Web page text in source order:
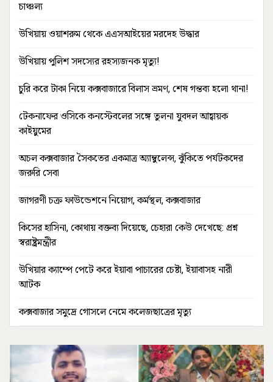
চাঞ্চল্য
উখিয়ায় ওয়াশরুম থেকে এএসআইয়ের মরদেহ উদ্ধার
উখিয়ায় পুলিশ সদস্যের রহস্যজনক মৃত্যু!
চুরি করে টাকা নিয়ে কক্সবাজারে বিলাস ভ্রমণ, শেষ গন্তব্য হলো থানা!
টেকনাফের ওসিকে কনস্টেবলের সঙ্গে তুলনা যুবদল আহ্বায়ক
কাইয়ুমের
অচল কক্সবাজার সৈকতের একমাত্র অ্যাম্বুলেন্স, ঝুঁকিতে পর্যটকদের
জরুরি সেবা
জাগরণী চক্র ফাউন্ডেশনে নিয়োগ, কর্মস্থল, কক্সবাজার
কিসের হাসিনা, কোথায় বক্তব্য দিয়েছে, চেহারা কেউ দেখেছে: প্রশ্ন
স্বরাষ্ট্রমন্ত্রীর
উখিয়ার ক্যাম্পে পেটে করে ইয়াবা পাচারের চেষ্টা, ইয়াবাসহ নারী
আটক
কক্সবাজার সমুদ্রে গোসলে নেমে কলেজছাত্রের মৃত্যু